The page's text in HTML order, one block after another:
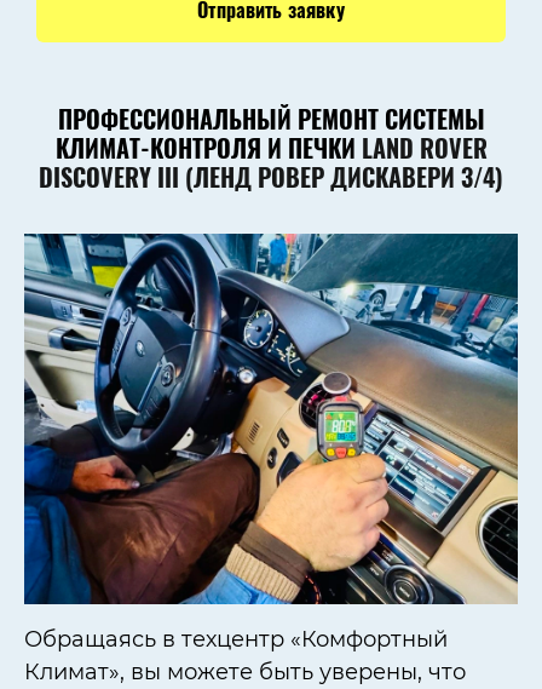
Отправить заявку
ПРОФЕССИОНАЛЬНЫЙ РЕМОНТ СИСТЕМЫ
КЛИМАТ-КОНТРОЛЯ И ПЕЧКИ
LAND ROVER
DISCOVERY III (ЛЕНД РОВЕР ДИСКАВЕРИ 3/4)
Обращаясь в техцентр «Комфортный
Климат», вы можете быть уверены, что